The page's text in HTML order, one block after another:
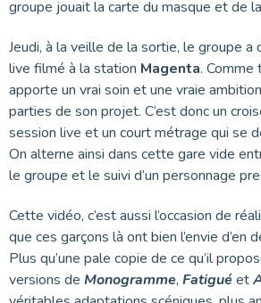
groupe jouait la carte du masque et de
Jeudi, à la veille de la sortie, le groupe a
live filmé à la station Magenta. Comme
apporte un vrai soin et une vraie
parties de son projet. C’est donc un
session live et un court métrage qui se
On alterne ainsi dans cette gare vide
le groupe et le suivi d’un personnage
Cette vidéo, c’est aussi l’occasion de
que ces garçons là ont bien l’envie d’en
Plus qu’une pale copie de ce qu’il
versions de Monogramme, Fatiguéet